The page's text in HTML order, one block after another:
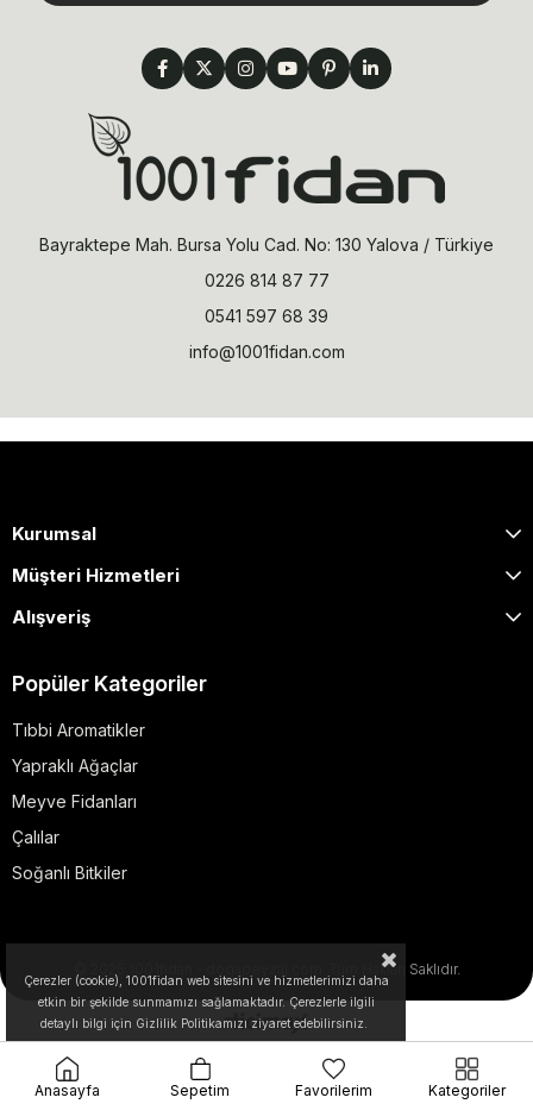
Bayraktepe Mah. Bursa Yolu Cad. No: 130 Yalova / Türkiye
0226 814 87 77
0541 597 68 39
info@1001fidan.com
Kurumsal
Müşteri Hizmetleri
Alışveriş
Popüler Kategoriler
Tıbbi Aromatikler
Yapraklı Ağaçlar
Meyve Fidanları
Çalılar
Soğanlı Bitkiler
© 2025 1001fidan - dogapeyzaj.com. Tüm Hakları Saklıdır.
Çerezler (cookie), 1001fidan web sitesini ve hizmetlerimizi daha
etkin bir şekilde sunmamızı sağlamaktadır. Çerezlerle ilgili
detaylı bilgi için Gizlilik Politikamızı ziyaret edebilirsiniz.
Anasayfa Sepetim Favorilerim Kategoriler